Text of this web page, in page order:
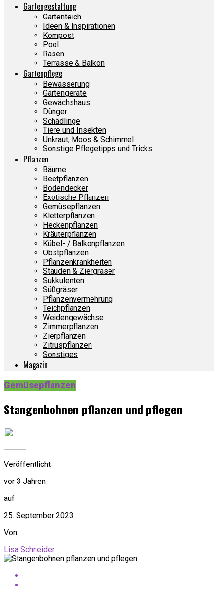
Gartengestaltung
Gartenteich
Ideen & Inspirationen
Kompost
Pool
Rasen
Terrasse & Balkon
Gartenpflege
Bewässerung
Gartengeräte
Gewächshaus
Dünger
Schädlinge
Tiere und Insekten
Unkraut, Moos & Schimmel
Sonstige Pflegetipps und Tricks
Pflanzen
Bäume
Beetpflanzen
Bodendecker
Exotische Pflanzen
Gemüsepflanzen
Kletterpflanzen
Heckenpflanzen
Kräuterpflanzen
Kübel- / Balkonpflanzen
Obstpflanzen
Pflanzenkrankheiten
Stauden & Ziergräser
Sukkulenten
Süßgräser
Pflanzenvermehrung
Teichpflanzen
Weidengewächse
Zimmerpflanzen
Zierpflanzen
Zitruspflanzen
Sonstiges
Magazin
Gemüsepflanzen
Stangenbohnen pflanzen und pflegen
Veröffentlicht
vor 3 Jahren
auf
25. September 2023
Von
Lisa Schneider